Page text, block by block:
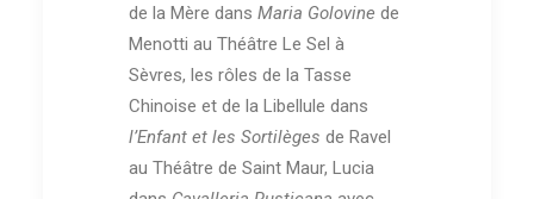
de la Mère dans Maria Golovine de
Menotti au Théâtre Le Sel à
Sèvres, les rôles de la Tasse
Chinoise et de la Libellule dans
l’Enfant et les Sortilèges de Ravel
au Théâtre de Saint Maur, Lucia